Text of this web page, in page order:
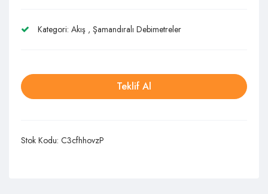
Kategori: Akış , Şamandıralı Debimetreler
Teklif Al
Stok Kodu: C3cfhhovzP